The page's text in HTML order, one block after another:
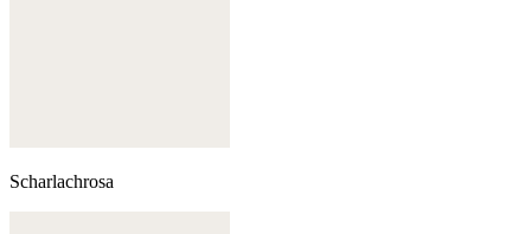
Scharlachrosa